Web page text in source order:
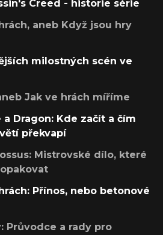
Creed - historie série
aneb Když jsou hry
milostných scén ve
Jak ve hrách míříme
a Dragon: Kde začít a čím
překvapí
Mistrovské dílo, které
Přínos, nebo betonové
Průvodce a rady pro